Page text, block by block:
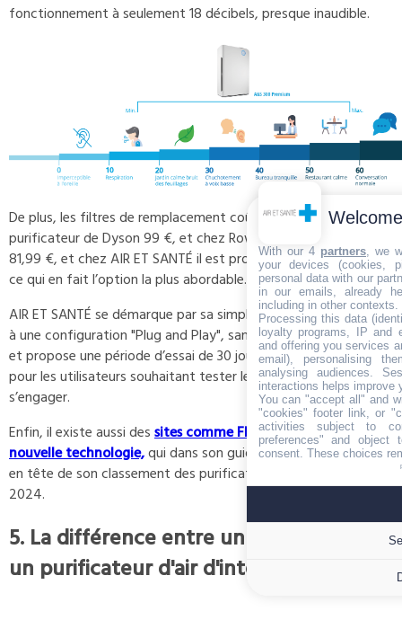
fonctionnement à seulement 18 décibels, presque inaudible.
De plus, les filtres de remplacement coûtent avec un
purificateur de Dyson 99 €, et chez Rowenta il est proposé à
81,99 €, et chez AIR ET SANTÉ il est proposé à seulement 75 €,
ce qui en fait l’option la plus abordable.
AIR ET SANTÉ se démarque par sa simplicité d’utilisation grâce
à une configuration "Plug and Play", sans besoin d’installation,
et propose une période d’essai de 30 jours, un atout rassurant
pour les utilisateurs souhaitant tester le produit avant de
s’engager.
Enfin, il existe aussi dessites comme FRANDOID dédié à la
nouvelle technologie,qui dans son guide d'achat nous place
en tête de son classement des purificateurs d'air pour 2023 et
2024.
5. La différence entre un ventilateur et
un purificateur d'air d'intérieur
Welcome
With our 4 partners , we
your devices (cookies,
personal data with our
in our emails, already
including in other contexts.
Processing this data
loyalty programs, IP and
and offering you services
email), personalising
analysing audiences.
interactions helps improve
You can "accept all" and
"cookies" footer link, or
activities subject to
preferences" and
consent. These choices